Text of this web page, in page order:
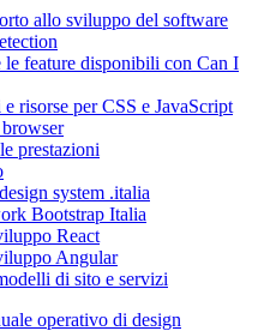
allo sviluppo del software
le feature disponibili con Can I
risorse per CSS e JavaScript
prestazioni
system .italia
Bootstrap Italia
React
Angular
di sito e servizi
operativo di design